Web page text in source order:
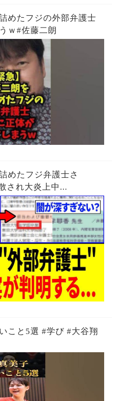
めたフジの外部弁護士
ｗ#佐藤二朗
めたフジ弁護士さ
され大炎上中...
こと5選 #学び #大谷翔